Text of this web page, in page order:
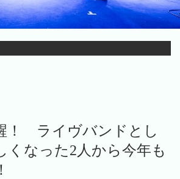
！ ライヴバンドとし
くなった2人から今年も